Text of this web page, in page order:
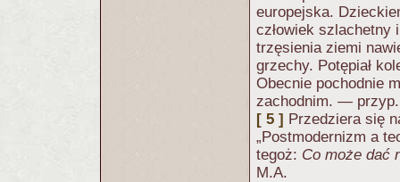
europejska.
człowiek szlachetny
trzęsienia ziemi
grzechy. Potępiał
Obecnie pochodnie
zachodnim. —
[ 5 ] Przedziera się
„Postmodernizm a
tegoż: Co może dać
M.A.